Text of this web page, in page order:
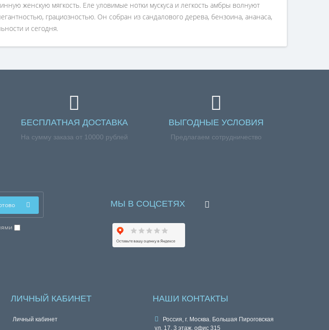
женскую мягкость. Еле уловимые нотки мускуса и легкость амбры волнуют
грациозностью. Он собран из сандалового дерева, бензоина, ананаса,
и сегодня.
БЕСПЛАТНАЯ ДОСТАВКА
На сумму заказа от 10000 рублей
ВЫГОДНЫЕ УСЛОВИЯ
Предлагаем сотрудничество
МЫ В СОЦСЕТЯХ
ЛИЧНЫЙ КАБИНЕТ
Личный кабинет
НАШИ КОНТАКТЫ
Россия, г. Москва. Большая Пироговская
ул. 17, 3 этаж, офис 315